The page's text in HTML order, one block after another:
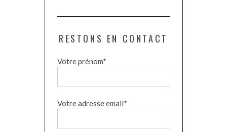
RESTONS EN CONTACT
Votre prénom*
Votre adresse email*